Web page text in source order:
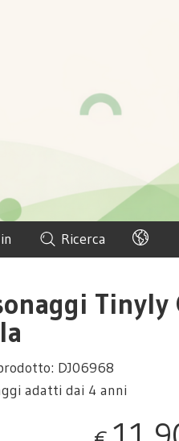
Ricerca
Tinyly
DJ06968
adatti dai 4 anni